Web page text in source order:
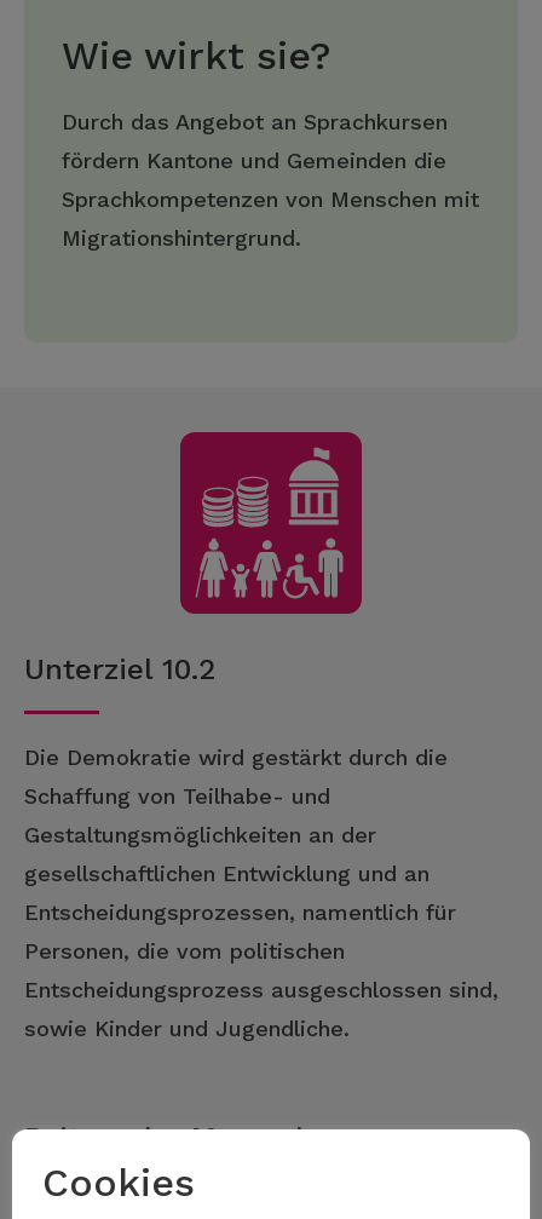
Wie wirkt sie?
Durch das Angebot an Sprachkursen
fördern Kantone und Gemeinden die
Sprachkompetenzen von Menschen mit
Migrationshintergrund.
Unterziel 10.2
Die Demokratie wird gestärkt durch die
Schaffung von Teilhabe- und
Gestaltungsmöglichkeiten an der
gesellschaftlichen Entwicklung und an
Entscheidungsprozessen, namentlich für
Personen, die vom politischen
Entscheidungsprozess ausgeschlossen sind,
sowie Kinder und Jugendliche.
Beitrag der Massnahme
Cookies